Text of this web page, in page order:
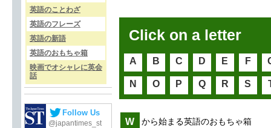
英語のことわざ
英語のフレーズ
英語の新語
英語のおもちゃ箱
映画でオシャレに英会
話
Follow Us
@japantimes_st
Click on a letter
A B C D E F
N O P Q R S
W から始まる英語のおもちゃ箱